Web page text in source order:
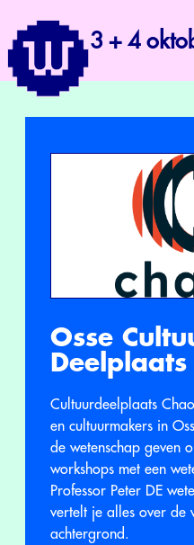
3 + 4
Osse
Deelplaats
Cultuurdeelplaats
en cultuurmakers in
de wetenschap geven
workshops met een
Professor Peter DE
vertelt je alles over de
achtergrond.